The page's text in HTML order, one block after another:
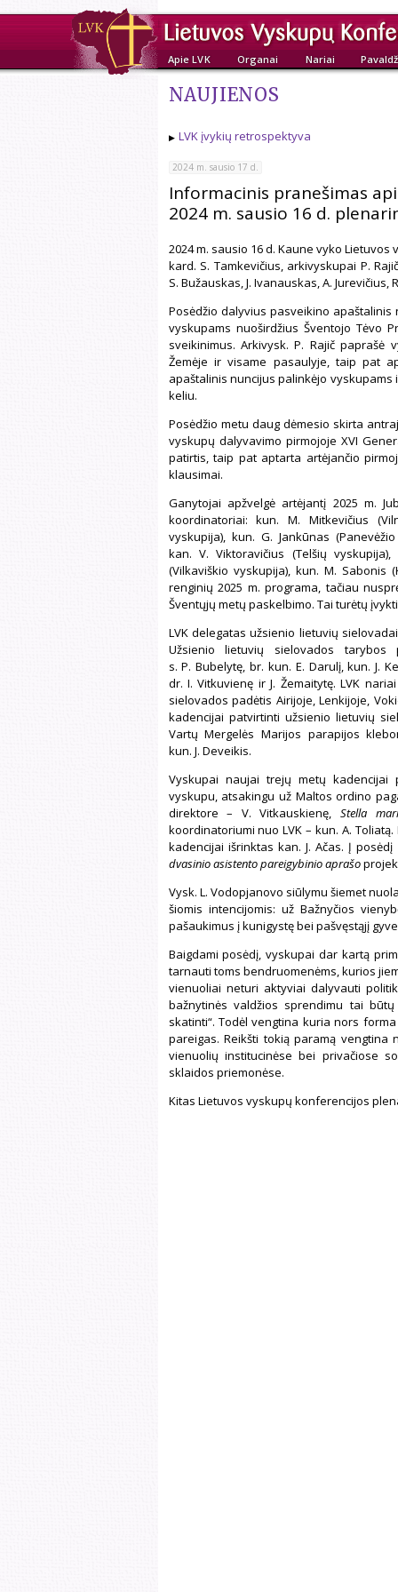
Apie LVK Organai Nariai
NAUJIENOS
LVK įvykių retrospektyva
2024 m. sausio 17 d.
Informacinis pranešimas
2024 m. sausio 16 d.
2024 m. sausio 16 d. Kaune vyko
kard. S. Tamkevičius, arkivyskupai P.
S. Bužauskas, J. Ivanauskas, A.
Posėdžio dalyvius pasveikino apaštalinis
vyskupams nuoširdžius Šventojo Tėvo
sveikinimus. Arkivysk. P. Rajič
Žemėje ir visame pasaulyje, taip pat
apaštalinis nuncijus palinkėjo
keliu.
Posėdžio metu daug dėmesio skirta
vyskupų dalyvavimo pirmojoje XVI
patirtis, taip pat aptarta artėjančio
klausimai.
Ganytojai apžvelgė artėjantį 2025 m.
koordinatoriai: kun. M. Mitkevičius
vyskupija), kun. G. Jankūnas
kan. V. Viktoravičius (Telšių
(Vilkaviškio vyskupija), kun. M. Sabonis
renginių 2025 m. programa, tačiau
Šventųjų metų paskelbimo. Tai turėtų
LVK delegatas užsienio lietuvių
Užsienio lietuvių sielovados
s. P. Bubelytę, br. kun. E. Darulį, kun. J.
dr. I. Vitkuvienę ir J. Žemaitytę. LVK
sielovados padėtis Airijoje, Lenkijoje,
kadencijai patvirtinti užsienio lietuvių
Vartų Mergelės Marijos parapijos
kun. J. Deveikis.
Vyskupai naujai trejų metų kadencijai
vyskupu, atsakingu už Maltos ordino
direktore – V. Vitkauskienę, Stella
koordinatoriumi nuo LVK – kun. A.
kadencijai išrinktas kan. J. Ačas. Į
dvasinio asistento pareigybinio aprašo
Vysk. L. Vodopjanovo siūlymu šiemet
šiomis intencijomis: už Bažnyčios
pašaukimus į kunigystę bei pašvęstąjį
Baigdami posėdį, vyskupai dar kartą
tarnauti toms bendruomenėms, kurios
vienuoliai neturi aktyviai dalyvauti
bažnytinės valdžios sprendimu tai
skatinti“. Todėl vengtina kuria nors
pareigas. Reikšti tokią paramą
vienuolių institucinėse bei privačiose
sklaidos priemonėse.
Kitas Lietuvos vyskupų konferencijos